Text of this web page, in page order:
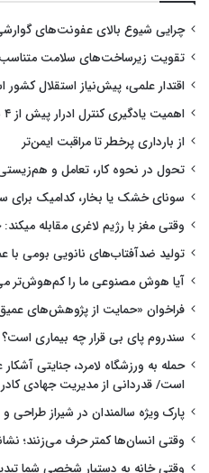
چرایی شیوع بالای عفونت‌های
تقویت زیرساخت‌های سلامت متناسب
اقتدار علمی، پیش‌نیاز استقلال
اهمیت یادگیری کنترل ادرار پیش از ۴ سالگی
از بارداری پرخطر تا مراقبت ایمن‌تر
تحول در نحوه کار، تعامل و
سونای خشک یا بخار، کدامیک برای
وقتی مغز با رژیم لاغری مقابله
تولید ضدآفتاب‌های نانویی بومی با
آیا هوش مصنوعی ما را کم‌هوش‌تر
فراخوان «حمایت از پژوهش‌های
سندروم پای بی قرار چه بیماری است؟
حمله به ورزشگاه لامرد، جنایتی
است/ قدردانی از مدیریت جهادی
پارک ویژه سالمندان در شیراز طراحی
وقتی انسان‌ها کمتر حرف می‌زنند؛
وقتی خانه به دستیار شخصی شما